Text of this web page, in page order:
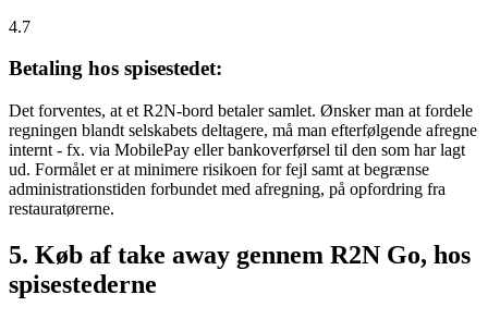
4.7
Betaling hos spisestedet:
Det forventes, at et R2N-bord betaler samlet. Ønsker man at fordele
regningen blandt selskabets deltagere, må man efterfølgende afregne
internt - fx. via MobilePay eller bankoverførsel til den som har lagt
ud. Formålet er at minimere risikoen for fejl samt at begrænse
administrationstiden forbundet med afregning, på opfordring fra
restauratørerne.
5. Køb af take away gennem R2N Go, hos
spisestederne